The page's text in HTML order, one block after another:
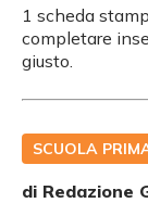
1 scheda
completare
giusto.
SCUOLA
di Redazione